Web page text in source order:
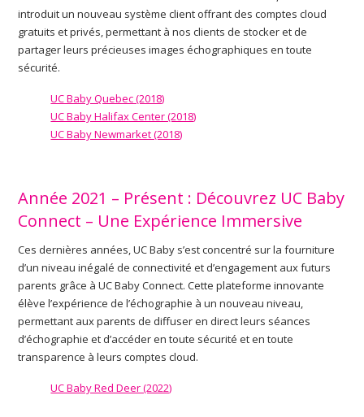
introduit un nouveau système client offrant des comptes cloud
gratuits et privés, permettant à nos clients de stocker et de
partager leurs précieuses images échographiques en toute
sécurité.
UC Baby Quebec (2018)
UC Baby Halifax Center (2018)
UC Baby Newmarket (2018)
Année 2021 – Présent : Découvrez UC Baby
Connect – Une Expérience Immersive
Ces dernières années, UC Baby s’est concentré sur la fourniture
d’un niveau inégalé de connectivité et d’engagement aux futurs
parents grâce à UC Baby Connect. Cette plateforme innovante
élève l’expérience de l’échographie à un nouveau niveau,
permettant aux parents de diffuser en direct leurs séances
d’échographie et d’accéder en toute sécurité et en toute
transparence à leurs comptes cloud.
UC Baby Red Deer (2022)